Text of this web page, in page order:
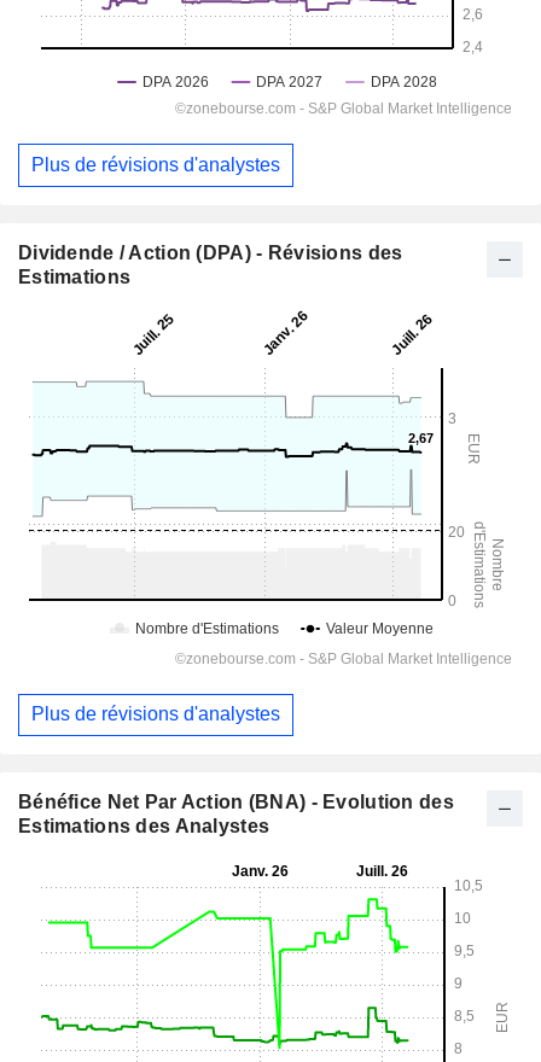
Plus de révisions d'analystes
Dividende / Action (DPA) - Révisions des
Estimations
Plus de révisions d'analystes
Bénéfice Net Par Action (BNA) - Evolution des
Estimations des Analystes